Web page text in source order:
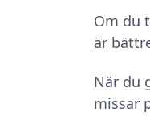
Om du
är
När du
missar